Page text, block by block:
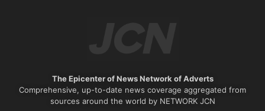
The Epicenter of News Network of Adverts
Comprehensive, up-to-date news coverage aggregated from
sources around the world by NETWORK JCN